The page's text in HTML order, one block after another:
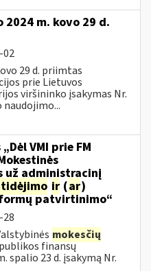
2024 m. kovo 29 d.
02
29 d. priimtas
prie Lietuvos
viršininko įsakymas Nr.
VMI prie FM
už administracinį
ir (ar)
patvirtinimo“
28
mokesčių
finansų
spalio 23 d. įsakymą Nr.